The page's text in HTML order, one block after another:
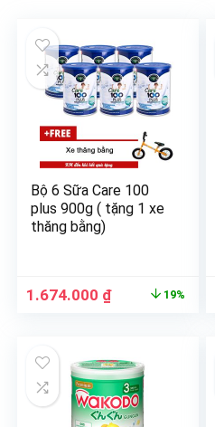
Bộ 6 Sữa Care 100
plus 900g ( tặng 1 xe
thăng bằng)
1.674.000 ₫ 19%